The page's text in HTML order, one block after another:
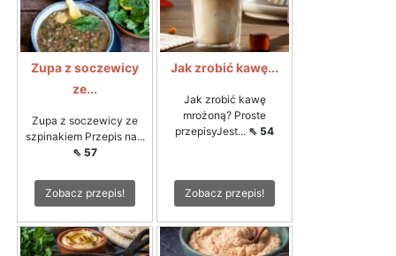
Zupa z soczewicy
ze...
Zupa z soczewicy ze
szpinakiem Przepis na...
⇖ 57
Zobacz przepis!
Jak zrobić kawę...
Jak zrobić kawę
mrożoną? Proste
przepisyJest... ⇖ 54
Zobacz przepis!